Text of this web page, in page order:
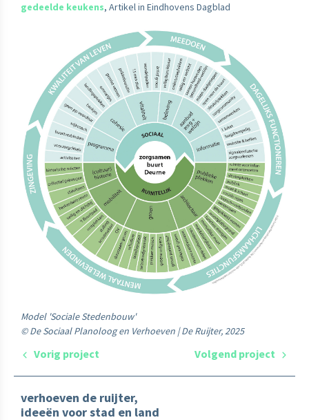
gedeelde keukens, Artikel in Eindhovens Dagblad
Model 'Sociale Stedenbouw'
© De Sociaal Planoloog en Verhoeven | De Ruijter, 2025
Vorig project Volgend project
verhoeven de ruijter,
ideeën voor stad en land